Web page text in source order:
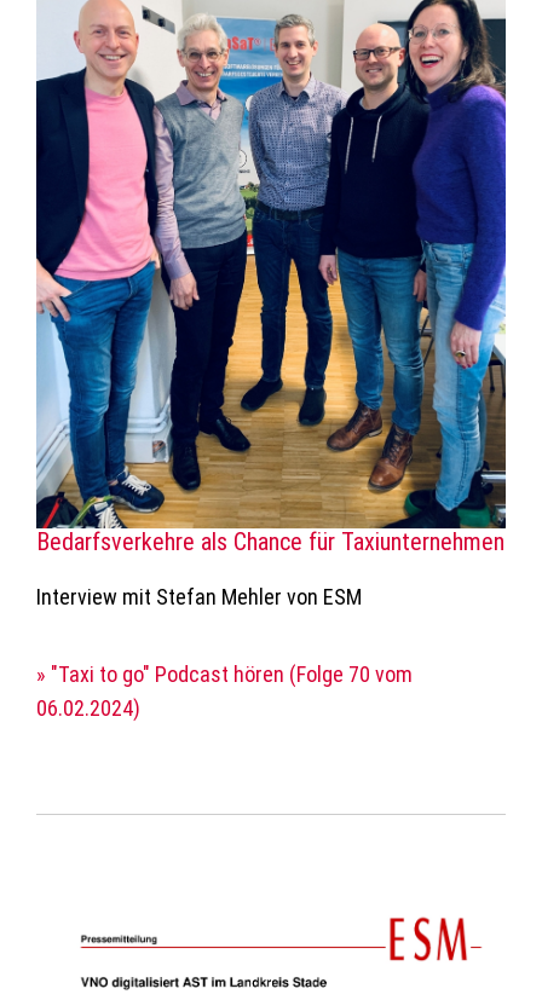
Bedarfsverkehre als Chance für Taxiunternehmen
Interview mit Stefan Mehler von ESM
» "Taxi to go" Podcast hören (Folge 70 vom
06.02.2024)